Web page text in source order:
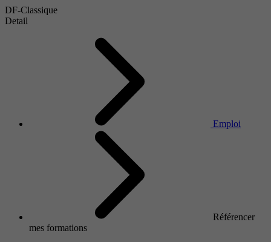
DF-Classique
Detail
Emploi
Référencer
mes formations